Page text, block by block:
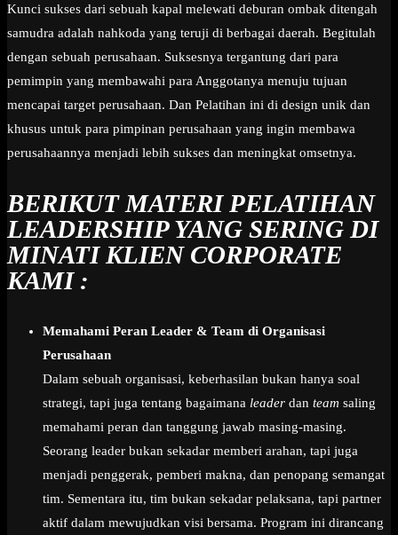
Kunci sukses dari sebuah kapal melewati deburan ombak ditengah
samudra adalah nahkoda yang teruji di berbagai daerah. Begitulah
dengan sebuah perusahaan. Suksesnya tergantung dari para
pemimpin yang membawahi para Anggotanya menuju tujuan
mencapai target perusahaan. Dan Pelatihan ini di design unik dan
khusus untuk para pimpinan perusahaan yang ingin membawa
perusahaannya menjadi lebih sukses dan meningkat omsetnya.
BERIKUT MATERI PELATIHAN
LEADERSHIP YANG SERING DI
MINATI KLIEN CORPORATE
KAMI :
Memahami Peran Leader & Team di Organisasi
Perusahaan
Dalam sebuah organisasi, keberhasilan bukan hanya soal
strategi, tapi juga tentang bagaimana leader dan team saling
memahami peran dan tanggung jawab masing-masing.
Seorang leader bukan sekadar memberi arahan, tapi juga
menjadi penggerak, pemberi makna, dan penopang semangat
tim. Sementara itu, tim bukan sekadar pelaksana, tapi partner
aktif dalam mewujudkan visi bersama. Program ini dirancang